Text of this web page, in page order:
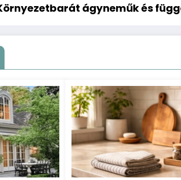
ágyneműk és